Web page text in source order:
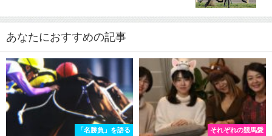
あなたにおすすめの記事
「名勝負」を語る それぞれの競馬愛